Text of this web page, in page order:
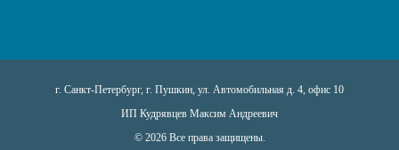
г. Санкт-Петербург, г. Пушкин, ул. Автомобильная д. 4, офис 10
ИП Кудрявцев Максим Андреевич
© 2026 Все права защищены.